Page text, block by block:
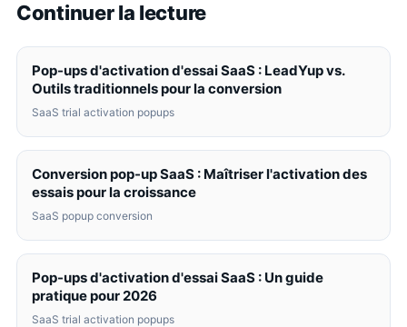
Continuer la lecture
Pop-ups d'activation d'essai SaaS : LeadYup vs.
Outils traditionnels pour la conversion
SaaS trial activation popups
Conversion pop-up SaaS : Maîtriser l'activation des
essais pour la croissance
SaaS popup conversion
Pop-ups d'activation d'essai SaaS : Un guide
pratique pour 2026
SaaS trial activation popups